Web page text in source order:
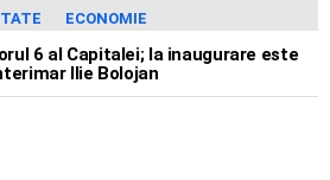
ECONOMIE
6 al Capitalei; la inaugurare este
Ilie Bolojan